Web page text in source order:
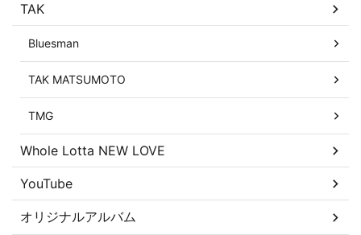
TAK
Bluesman
TAK MATSUMOTO
TMG
Whole Lotta NEW LOVE
YouTube
オリジナルアルバム